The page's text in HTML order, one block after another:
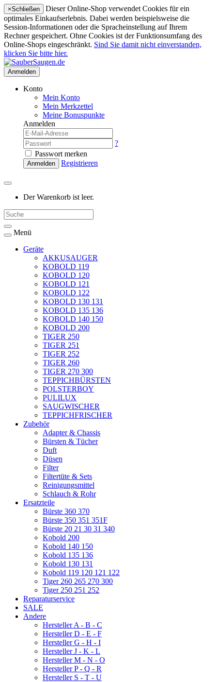
×Schließen
Dieser Online-Shop verwendet Cookies für ein
optimales Einkaufserlebnis. Dabei werden beispielsweise die
Session-Informationen oder die Spracheinstellung auf Ihrem
Rechner gespeichert. Ohne Cookies ist der Funktionsumfang des
Online-Shops eingeschränkt. Sind Sie damit nicht einverstanden,
klicken Sie bitte hier.
Anmelden
Konto
Mein Konto
Mein Merkzettel
Meine Bonuspunkte
Anmelden
?
Passwort merken
Anmelden Registrieren
Der Warenkorb ist leer.
Menü
Geräte
AKKUSAUGER
KOBOLD 119
KOBOLD 120
KOBOLD 121
KOBOLD 122
KOBOLD 130 131
KOBOLD 135 136
KOBOLD 140 150
KOBOLD 200
TIGER 250
TIGER 251
TIGER 252
TIGER 260
TIGER 270 300
TEPPICHBÜRSTEN
POLSTERBOY
PULILUX
SAUGWISCHER
TEPPICHFRISCHER
Zubehör
Adapter & Chassis
Bürsten & Tücher
Duft
Düsen
Filter
Filtertüte & Sets
Reinigungsmittel
Schlauch & Rohr
Ersatzteile
Bürste 360 370
Bürste 350 351 351F
Bürste 20 21 30 31 340
Kobold 200
Kobold 140 150
Kobold 135 136
Kobold 130 131
Kobold 119 120 121 122
Tiger 260 265 270 300
Tiger 250 251 252
Reparaturservice
SALE
Andere
Hersteller A - B - C
Hersteller D - E - F
Hersteller G - H - I
Hersteller J - K - L
Hersteller M - N - O
Hersteller P - Q - R
Hersteller S - T - U